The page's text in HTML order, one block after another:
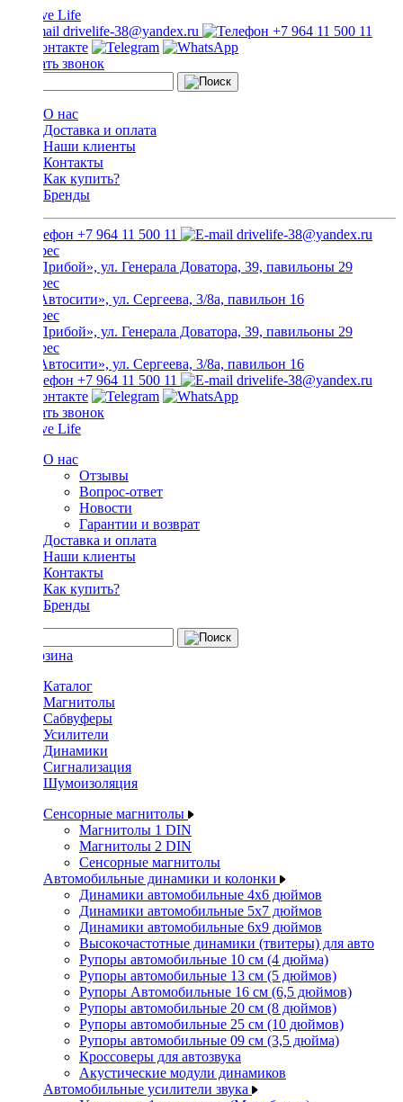
drivelife-38@yandex.ru +7 964 11 500 11
Заказать звонок
О нас
Доставка и оплата
Наши клиенты
Контакты
Как купить?
Бренды
+7 964 11 500 11 drivelife-38@yandex.ru
ТЦ «Прибой», ул. Генерала Доватора, 39, павильоны 29
ТЦ «Автосити», ул. Сергеева, 3/8а, павильон 16
ТЦ «Прибой», ул. Генерала Доватора, 39, павильоны 29
ТЦ «Автосити», ул. Сергеева, 3/8а, павильон 16
+7 964 11 500 11
drivelife-38@yandex.ru
Заказать звонок
О нас
Отзывы
Вопрос-ответ
Новости
Гарантии и возврат
Доставка и оплата
Наши клиенты
Контакты
Как купить?
Бренды
Каталог
Магнитолы
Сабвуферы
Усилители
Динамики
Сигнализация
Шумоизоляция
Сенсорные магнитолы
Магнитолы 1 DIN
Магнитолы 2 DIN
Сенсорные магнитолы
Автомобильные динамики и колонки
Динамики автомобильные 4x6 дюймов
Динамики автомобильные 5x7 дюймов
Динамики автомобильные 6x9 дюймов
Высокочастотные динамики (твитеры) для авто
Рупоры автомобильные 10 см (4 дюйма)
Рупоры автомобильные 13 см (5 дюймов)
Рупоры Автомобильные 16 см (6,5 дюймов)
Рупоры автомобильные 20 см (8 дюймов)
Рупоры автомобильные 25 см (10 дюймов)
Рупоры автомобильные 09 см (3,5 дюйма)
Кроссоверы для автозвука
Акустические модули динамиков
Автомобильные усилители звука